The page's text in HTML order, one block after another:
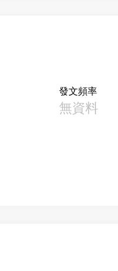
發文頻率
無資料